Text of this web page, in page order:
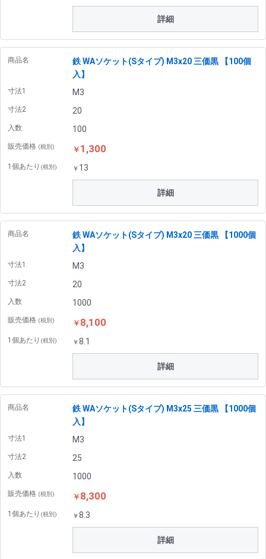
詳細
商品名
鉄 WAソケット(Sタイプ) M3x20 三価黒 【100個
入】
寸法1 M3
寸法2 20
入数 100
販売価格 (税別) ￥ 1,300
1個あたり (税別) ￥ 13
詳細
商品名
鉄 WAソケット(Sタイプ) M3x20 三価黒 【1000個
入】
寸法1 M3
寸法2 20
入数 1000
販売価格 (税別) ￥ 8,100
1個あたり (税別) ￥8.1
詳細
商品名
鉄 WAソケット(Sタイプ) M3x25 三価黒 【1000個
入】
寸法1 M3
寸法2 25
入数 1000
販売価格 (税別) ￥ 8,300
1個あたり (税別) ￥8.3
詳細